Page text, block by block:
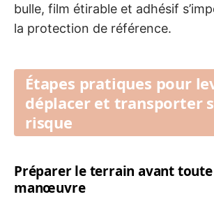
bulle, film étirable et adhésif
la protection de référence.
Étapes pratiques pour
déplacer et transporter
risque
Préparer le terrain avant toute
manœuvre